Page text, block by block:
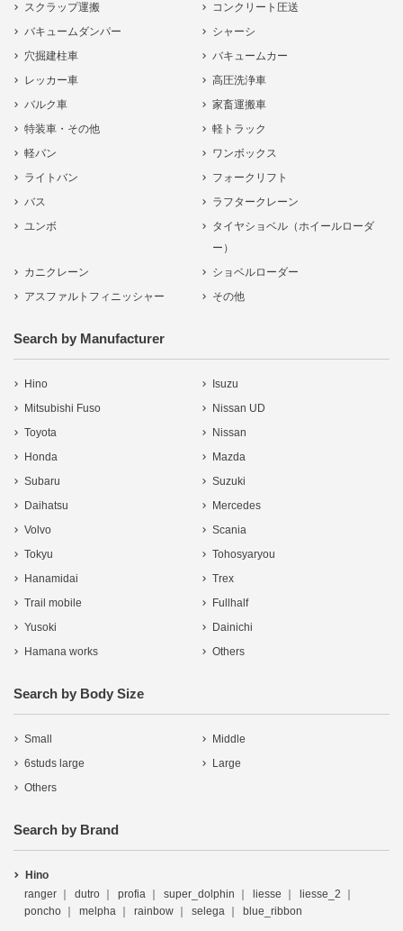
スクラップ運搬
コンクリート圧送
バキュームダンパー
シャーシ
穴掘建柱車
バキュームカー
レッカー車
高圧洗浄車
バルク車
家畜運搬車
特装車・その他
軽トラック
軽バン
ワンボックス
ライトバン
フォークリフト
バス
ラフタークレーン
ユンボ
タイヤショベル（ホイールローダ
ー）
カニクレーン
ショベルローダー
アスファルトフィニッシャー
その他
Search by Manufacturer
Hino
Isuzu
Mitsubishi Fuso
Nissan UD
Toyota
Nissan
Honda
Mazda
Subaru
Suzuki
Daihatsu
Mercedes
Volvo
Scania
Tokyu
Tohosyaryou
Hanamidai
Trex
Trail mobile
Fullhalf
Yusoki
Dainichi
Hamana works
Others
Search by Body Size
Small
Middle
6studs large
Large
Others
Search by Brand
Hino
ranger
dutro profia super_dolphin liesse
liesse_2
poncho
melpha rainbow selega blue_ribbon